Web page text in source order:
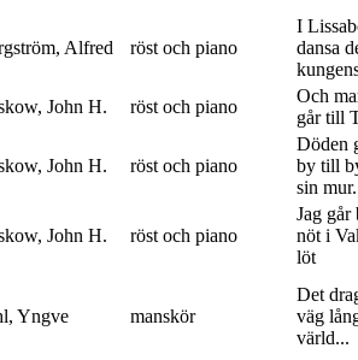
Alfred röst och piano
I
dansa
John H. röst och piano
Och
går till
John H. röst och piano
Döden
by till
sin
John H. röst och piano
Jag går
nöt i
löt
Yngve manskör
Det
väg
värld...